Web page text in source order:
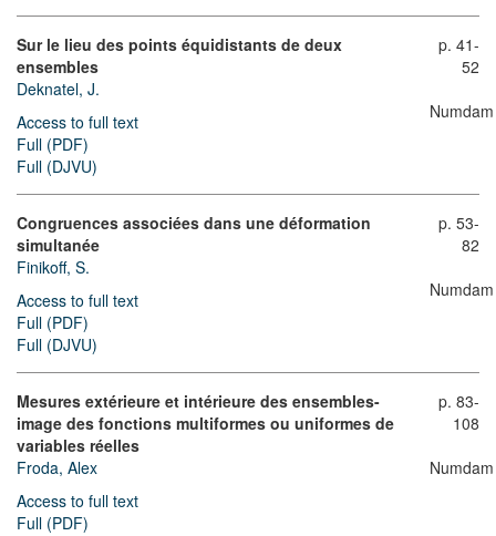
Sur le lieu des points équidistants de deux
ensembles
Deknatel, J.
Access to full text
Full (PDF)
Full (DJVU)
p. 41-
52
Numdam
Congruences associées dans une déformation
simultanée
Finikoff, S.
Access to full text
Full (PDF)
Full (DJVU)
p. 53-
82
Numdam
Mesures extérieure et intérieure des ensembles-
image des fonctions multiformes ou uniformes de
variables réelles
Froda, Alex
Access to full text
Full (PDF)
p. 83-
108
Numdam